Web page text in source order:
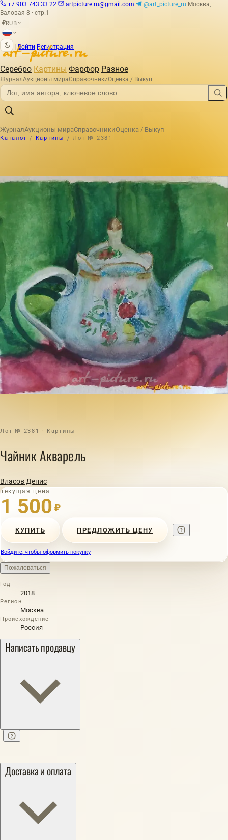
+7 903 743 33 22 artpicture.ru@gmail.com @art_picture_ru Москва,
Валовая 8 · стр.1
₽RUB
Войти Регистрация
Серебро Картины Фарфор Разное
ЖурналАукционы мираСправочникиОценка / Выкуп
ЖурналАукционы мираСправочникиОценка / Выкуп
Каталог / Картины / Лот № 2381
Лот № 2381 · Картины
Чайник Акварель
Власов Денис
Текущая цена
1 500 ₽
КУПИТЬ ПРЕДЛОЖИТЬ ЦЕНУ
Войдите, чтобы оформить покупку
Пожаловаться
Год
2018
Регион
Москва
Происхождение
Россия
Написать продавцу
Доставка и оплата